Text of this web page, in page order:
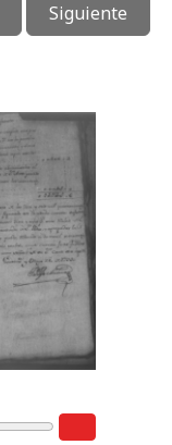
Siguiente